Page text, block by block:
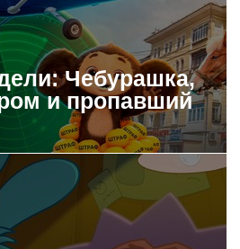
Чебурашка,
и пропавший